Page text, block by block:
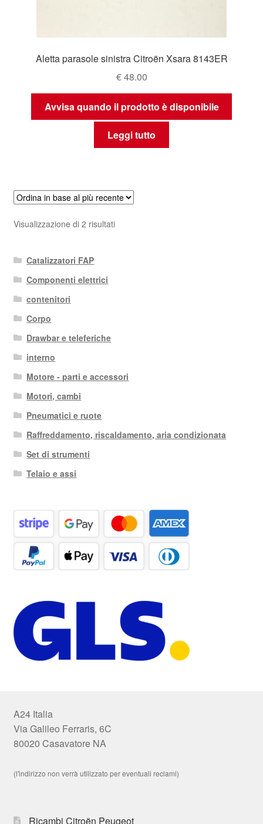
Aletta parasole sinistra Citroën Xsara 8143ER
€48.00
Avvisa quando il prodotto è disponibile
Leggi tutto
Visualizzazione di 2 risultatiOrdina
Catalizzatori FAP
Componenti elettrici
contenitori
Corpo
Drawbar e teleferiche
interno
Motore - parti e accessori
Motori, cambi
Pneumatici e ruote
Raffreddamento, riscaldamento, aria condizionata
Set di strumenti
Telaio e assi
A24 Italia
Via Galileo Ferraris, 6C
80020 Casavatore NA
(l'indirizzo non verrà utilizzato per eventuali reclami)
Ricambi Citroën Peugeot